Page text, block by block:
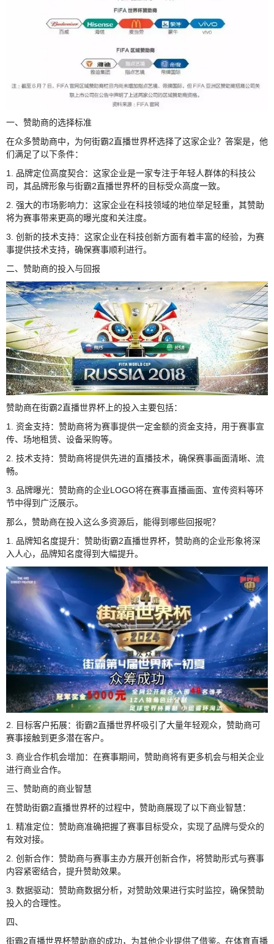
一、赞助商的选择标准
在众多赞助商中，为何街霸2直播世界杯选择了这家企业？答案是，他
们满足了以下条件：
1. 品牌定位高度契合：这家企业是一家专注于年轻人群体的科技公
司，其品牌形象与街霸2直播世界杯的目标受众高度一致。
2. 强大的市场影响力：这家企业在科技领域的地位举足轻重，其赞助
将为赛事带来更高的曝光度和关注度。
3. 创新的技术支持：这家企业在科技创新方面有着丰富的经验，为赛
事提供技术支持，确保赛事顺利进行。
二、赞助商的投入与回报
赞助商在街霸2直播世界杯上的投入主要包括：
1. 资金支持：赞助商将为赛事提供一定金额的资金支持，用于赛事宣
传、场地租赁、设备采购等。
2. 技术支持：赞助商将提供先进的直播技术，确保赛事画面清晰、流
畅。
3. 品牌曝光：赞助商的企业LOGO将在赛事直播画面、宣传资料等环
节中得到广泛展示。
那么，赞助商在投入这么多资源后，能得到哪些回报呢？
1. 品牌知名度提升：赞助街霸2直播世界杯，赞助商的企业形象将深
入人心，品牌知名度得到大幅提升。
2. 目标客户拓展：街霸2直播世界杯吸引了大量年轻观众，赞助商可
赛事接触到更多潜在客户。
3. 商业合作机会增加：在赛事期间，赞助商将有更多机会与相关企业
进行商业合作。
三、赞助商的商业智慧
在赞助街霸2直播世界杯的过程中，赞助商展现了以下商业智慧：
1. 精准定位：赞助商准确把握了赛事目标受众，实现了品牌与受众的
有效对接。
2. 创新合作：赞助商与赛事主办方展开创新合作，将赞助形式与赛事
内容紧密结合，提升赞助效果。
3. 数据驱动：赞助商数据分析，对赞助效果进行实时监控，确保赞助
投入的合理性。
四、
街霸2直播世界杯赞助商的成功，为其他企业提供了借鉴。在体育直播